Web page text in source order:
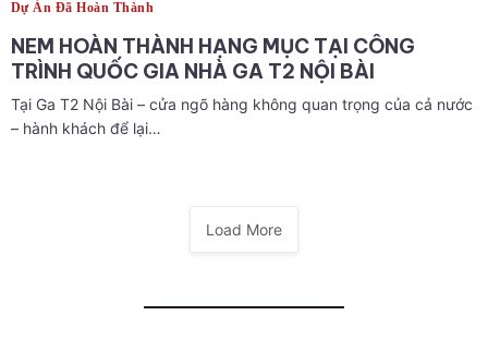
Dự Án Đã Hoàn Thành
NEM HOÀN THÀNH HẠNG MỤC TẠI CÔNG
TRÌNH QUỐC GIA NHÀ GA T2 NỘI BÀI
Tại Ga T2 Nội Bài – cửa ngõ hàng không quan trọng của cả nước
– hành khách để lại…
Load More